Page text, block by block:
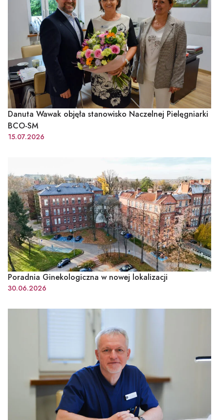
Danuta Wawak objęła stanowisko Naczelnej Pielęgniarki
BCO-SM
15.07.2026
Poradnia Ginekologiczna w nowej lokalizacji
30.06.2026